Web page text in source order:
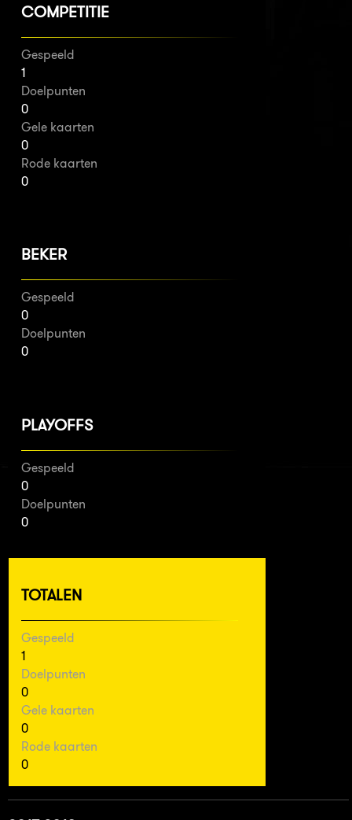
COMPETITIE
Gespeeld
1
Doelpunten
0
Gele kaarten
0
Rode kaarten
0
BEKER
Gespeeld
0
Doelpunten
0
PLAYOFFS
Gespeeld
0
Doelpunten
0
TOTALEN
Gespeeld
1
Doelpunten
0
Gele kaarten
0
Rode kaarten
0